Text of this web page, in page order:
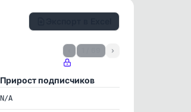
›
Прирост подписчиков
N/A